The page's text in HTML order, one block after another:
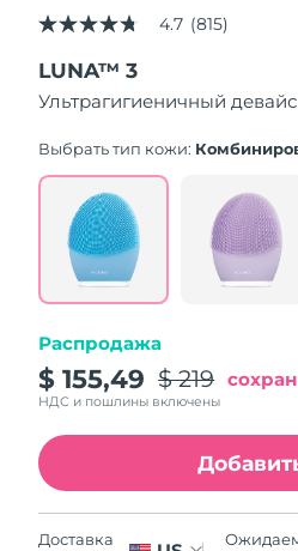
4.7
of
5
stars,
rating
Read
Reviews.
Same
page
link.
4.7 (815)
LUNA™ 3
Ультрагигиеничный
Выбрать тип кожи:
Распродажа
$ 155,49 $ 219
НДС и пошлины включены
Доставка